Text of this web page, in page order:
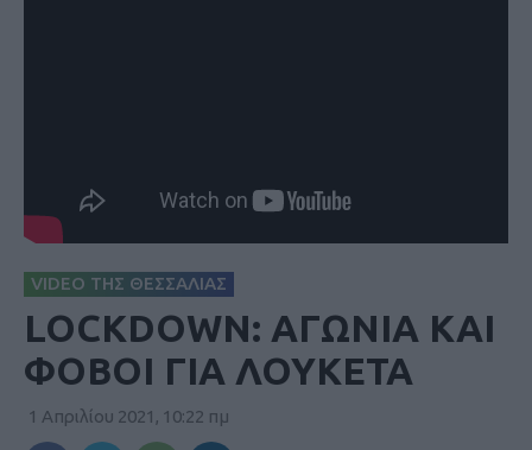
VIDEO ΤΗΣ ΘΕΣΣΑΛΙΑΣ
LOCKDOWN: ΑΓΩΝΙΑ ΚΑΙ
ΦΟΒΟΙ ΓΙΑ ΛΟΥΚΕΤΑ
1 Απριλίου 2021, 10:22 πμ